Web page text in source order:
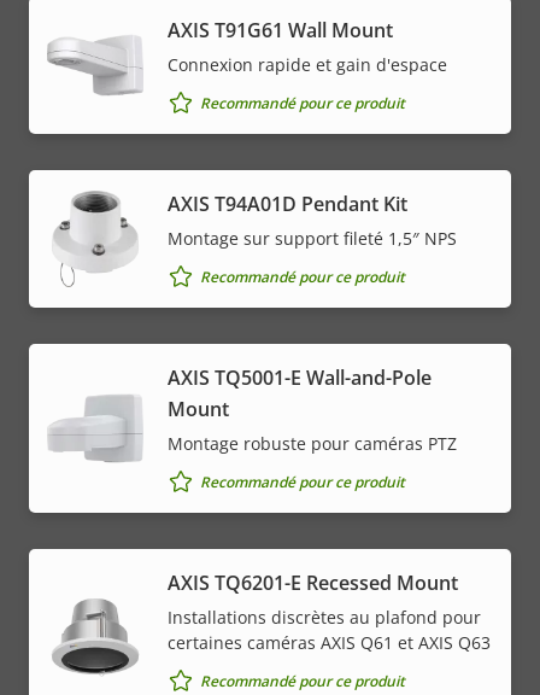
AXIS T91G61 Wall Mount
Connexion rapide et gain d'espace
Recommandé pour ce produit
AXIS T94A01D Pendant Kit
Montage sur support fileté 1,5″ NPS
Recommandé pour ce produit
AXIS TQ5001-E Wall-and-Pole
Mount
Montage robuste pour caméras PTZ
Recommandé pour ce produit
AXIS TQ6201-E Recessed Mount
Installations discrètes au plafond pour
certaines caméras AXIS Q61 et AXIS Q63
Recommandé pour ce produit